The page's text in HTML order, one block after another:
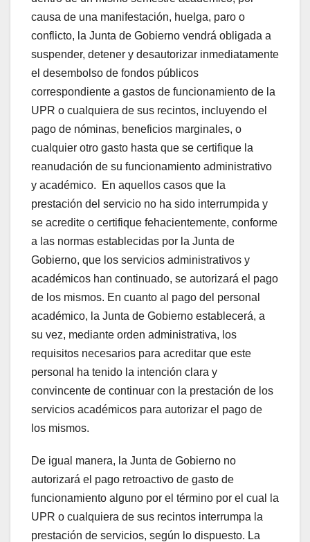
causa de una manifestación, huelga, paro o
conflicto, la Junta de Gobierno vendrá obligada a
suspender, detener y desautorizar inmediatamente
el desembolso de fondos públicos
correspondiente a gastos de funcionamiento de la
UPR o cualquiera de sus recintos, incluyendo el
pago de nóminas, beneficios marginales, o
cualquier otro gasto hasta que se certifique la
reanudación de su funcionamiento administrativo
y académico. En aquellos casos que la
prestación del servicio no ha sido interrumpida y
se acredite o certifique fehacientemente, conforme
a las normas establecidas por la Junta de
Gobierno, que los servicios administrativos y
académicos han continuado, se autorizará el pago
de los mismos. En cuanto al pago del personal
académico, la Junta de Gobierno establecerá, a
su vez, mediante orden administrativa, los
requisitos necesarios para acreditar que este
personal ha tenido la intención clara y
convincente de continuar con la prestación de los
servicios académicos para autorizar el pago de
los mismos.
De igual manera, la Junta de Gobierno no
autorizará el pago retroactivo de gasto de
funcionamiento alguno por el término por el cual la
UPR o cualquiera de sus recintos interrumpa la
prestación de servicios, según lo dispuesto. La